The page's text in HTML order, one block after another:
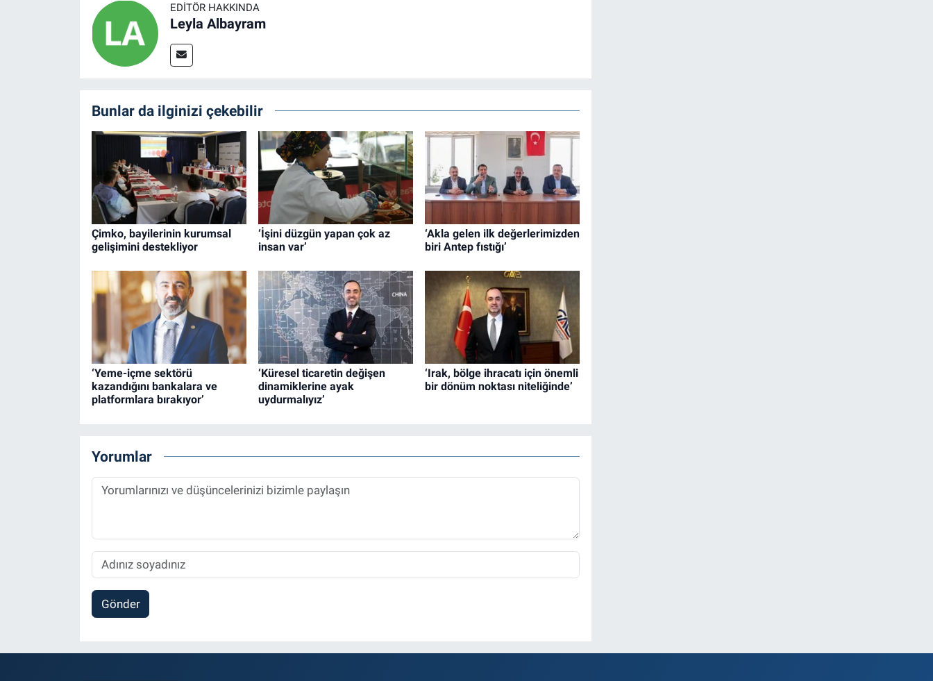
EDITÖR HAKKINDA
Leyla Albayram
Bunlar da ilginizi çekebilir
Çimko, bayilerinin kurumsal
gelişimini destekliyor
‘İşini düzgün yapan çok az
insan var’
‘Akla gelen ilk değerlerimizden
biri Antep fıstığı’
‘Yeme-içme sektörü
kazandığını bankalara ve
platformlara bırakıyor’
‘Küresel ticaretin değişen
dinamiklerine ayak
uydurmalıyız’
‘Irak, bölge ihracatı için önemli
bir dönüm noktası niteliğinde’
Yorumlar
Gönder